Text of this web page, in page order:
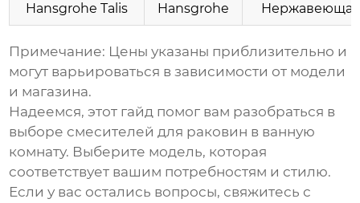
Hansgrohe Talis Hansgrohe Нержавеющая
Примечание: Цены указаны приблизительно и
могут варьироваться в зависимости от модели
и магазина.
Надеемся, этот гайд помог вам разобраться в
выборе смесителей для раковин в ванную
комнату. Выберите модель, которая
соответствует вашим потребностям и стилю.
Если у вас остались вопросы, свяжитесь с